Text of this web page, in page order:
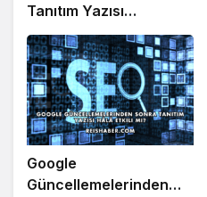
Tanıtım Yazısı
Stratejileri
Google
Güncellemelerinden